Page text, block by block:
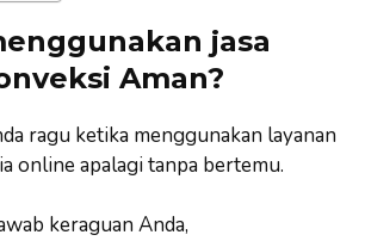
jasa
Aman?
ragu ketika menggunakan layanan
online apalagi tanpa bertemu.
keraguan Anda,